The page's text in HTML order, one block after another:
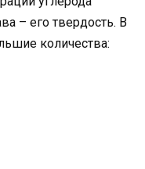
– его твердость. В
количества: